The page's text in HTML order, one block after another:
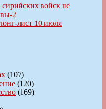
войск не
2
лист 10 июля
(107)
(120)
(169)